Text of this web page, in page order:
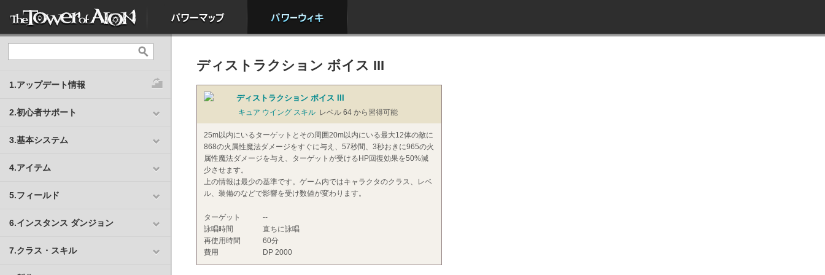
1.アップデート情報
2.初心者サポート
3.基本システム
4.アイテム
5.フィールド
6.インスタンス ダンジョン
7.クラス・スキル
ディストラクション ボイス III
ディストラクション ボイス III
キュア ウイング スキル レベル 64 から習得可能
25m以内にいるターゲットとその周囲20m以内にいる最大12体の敵に
868の火属性魔法ダメージをすぐに与え、57秒間、3秒おきに965の火
属性魔法ダメージを与え、ターゲットが受けるHP回復効果を50%減
少させます。
上の情報は最少の基準です。ゲーム内ではキャラクタのクラス、レベ
ル、装備のなどで影響を受け数値が変わります。
ターゲット
--
詠唱時間
直ちに詠唱
再使用時間
60分
費用
DP 2000